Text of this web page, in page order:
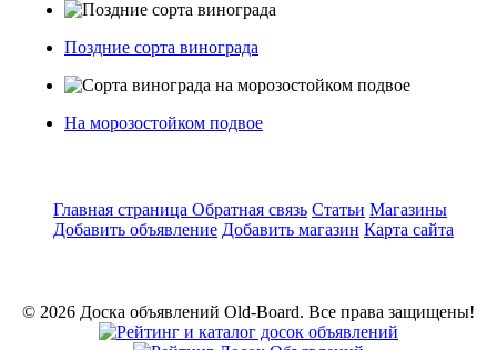
Поздние сорта винограда
На морозостойком подвое
Главная страница Обратная связь Статьи Магазины
Добавить объявление Добавить магазин Карта сайта
© 2026 Доска объявлений Old-Board. Все права защищены!